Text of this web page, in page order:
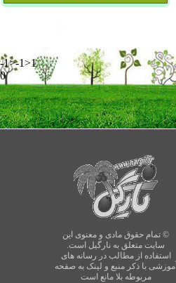
-1>-1>1
0
© تمام حقوق مادی و معنوی این
سایت متعلق به نارگیل است.
استفاده از مطالب در رسانه های
آموزشی با ذکر منبع و لینک به صفحه
مربوطه بلا مانع است